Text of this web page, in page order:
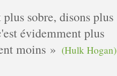
sobre, disons plus
évidemment plus
moins
(Hulk Hogan)